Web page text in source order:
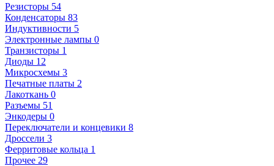
Резисторы 54
Конденсаторы 83
Индуктивности 5
Электронные лампы 0
Транзисторы 1
Диоды 12
Микросхемы 3
Печатные платы 2
Лакоткань 0
Разъемы 51
Энкодеры 0
Переключатели и концевики 8
Дроссели 3
Ферритовые кольца 1
Прочее 29